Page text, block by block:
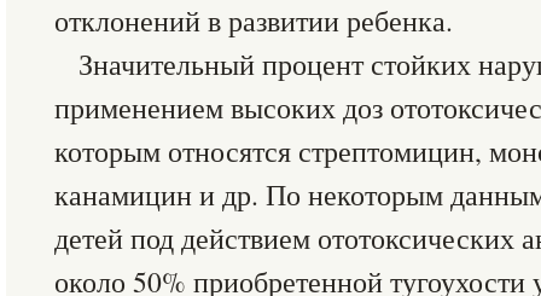
отклонений в развитии ребенка.
Значительный процент стойких
применением высоких доз
которым относятся стрептомицин,
канамицин и др. По некоторым
детей под действием ототоксических
около 50% приобретенной